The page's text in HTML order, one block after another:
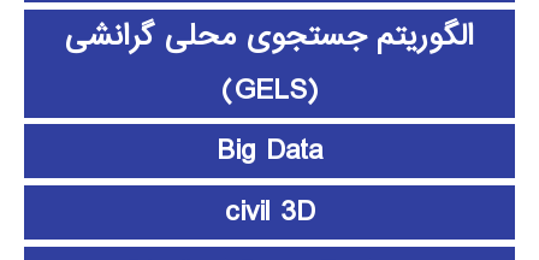
الگوریتم جستجوی محلی گرانشی
(GELS)
Big Data
civil 3D